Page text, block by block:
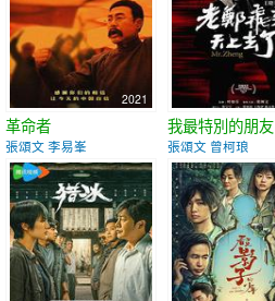
2021
革命者
張頌文 李易峯
我最特別的朋友
張頌文 曾柯琅